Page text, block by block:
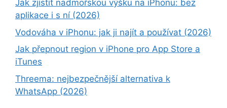
Jak zjistit nadmořskou výšku na iPhonu: bez
aplikace i s ní (2026)
Vodováha v iPhonu: jak ji najít a používat (2026)
Jak přepnout region v iPhone pro App Store a
iTunes
Threema: nejbezpečnější alternativa k
WhatsApp (2026)